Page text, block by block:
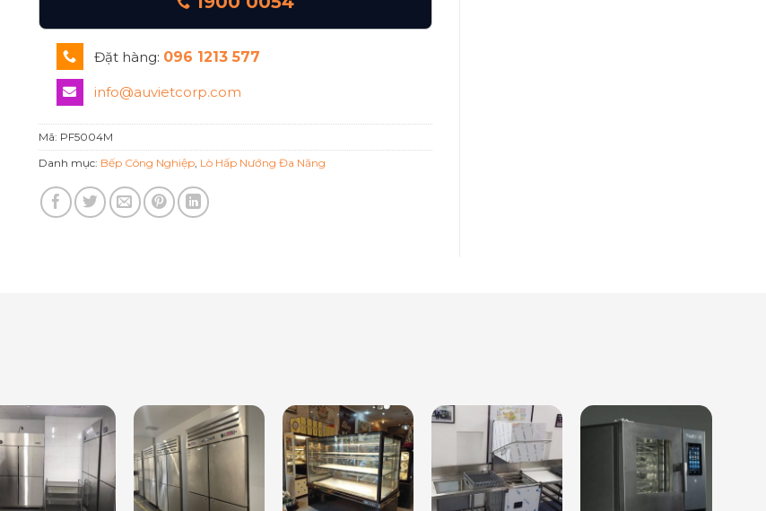
Đặt hàng: 096 1213 577
info@auvietcorp.com
Mã: PF5004M
Danh mục: Bếp Công Nghiệp Lò Hấp Nướng Đa Năng